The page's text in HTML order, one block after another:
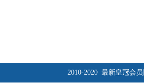
2010-2020 最新皇冠会